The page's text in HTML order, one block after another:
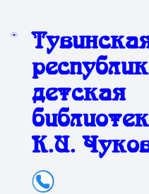
детская
К.И.